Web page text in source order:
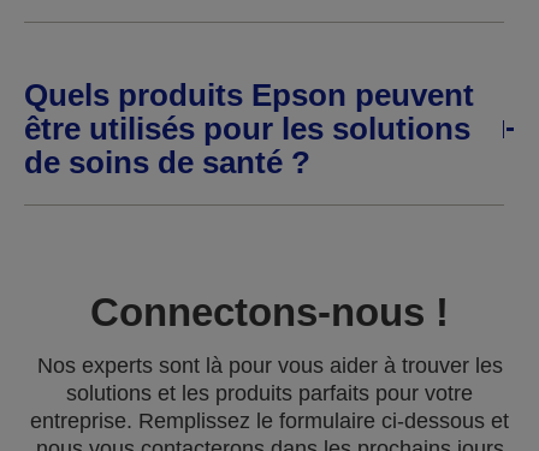
Quels produits Epson peuvent
être utilisés pour les solutions
de soins de santé ?
Connectons-nous !
Nos experts sont là pour vous aider à trouver les
solutions et les produits parfaits pour votre
entreprise. Remplissez le formulaire ci-dessous et